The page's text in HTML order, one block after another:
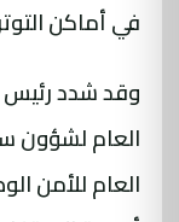
في أماكن
وقد شدد رئيس
العام لشؤون
العام للأمن